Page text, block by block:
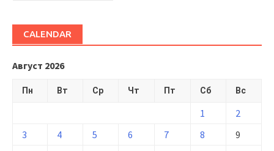
CALENDAR
Август 2026
Пн Вт Ср Чт Пт Сб Вс
1
2
3
4 5 6 7 8
9